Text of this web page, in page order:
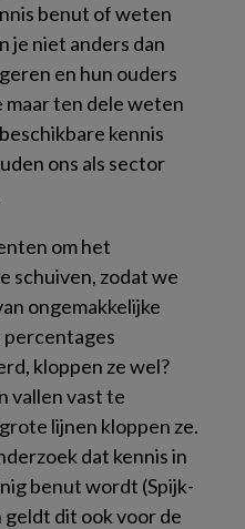
benut of weten
je niet anders dan
en hun ouders
maar ten dele weten
kennis
ons als sector
om het
schuiven, zodat we
ongemakkelijke
percentages
kloppen ze wel?
vallen vast te
lijnen kloppen ze.
dat kennis in
benut wordt (Spijk-
geldt dit ook voor de